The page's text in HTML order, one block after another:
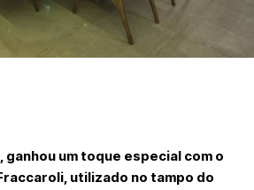
um toque especial com o
utilizado no tampo do